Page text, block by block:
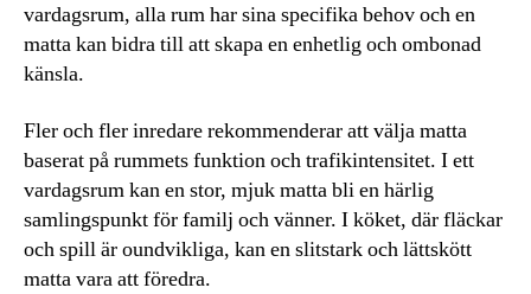
vardagsrum, alla rum har sina specifika behov och en
matta kan bidra till att skapa en enhetlig och ombonad
känsla.
Fler och fler inredare rekommenderar att välja matta
baserat på rummets funktion och trafikintensitet. I ett
vardagsrum kan en stor, mjuk matta bli en härlig
samlingspunkt för familj och vänner. I köket, där fläckar
och spill är oundvikliga, kan en slitstark och lättskött
matta vara att föredra.